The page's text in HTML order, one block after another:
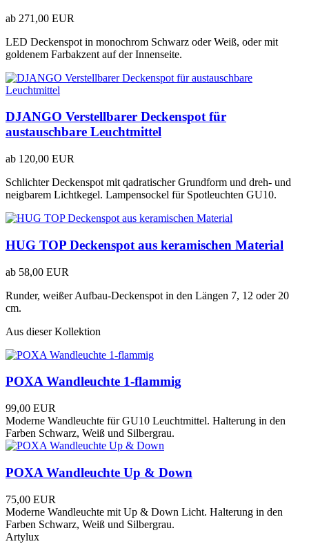
ab 271,00 EUR
LED Deckenspot in monochrom Schwarz oder Weiß, oder mit
goldenem Farbakzent auf der Innenseite.
DJANGO Verstellbarer Deckenspot für
austauschbare Leuchtmittel
ab 120,00 EUR
Schlichter Deckenspot mit qadratischer Grundform und dreh- und
neigbarem Lichtkegel. Lampensockel für Spotleuchten GU10.
HUG TOP Deckenspot aus keramischen Material
ab 58,00 EUR
Runder, weißer Aufbau-Deckenspot in den Längen 7, 12 oder 20
cm.
Aus dieser Kollektion
POXA Wandleuchte 1-flammig
99,00 EUR
Moderne Wandleuchte für GU10 Leuchtmittel. Halterung in den
Farben Schwarz, Weiß und Silbergrau.
POXA Wandleuchte Up & Down
75,00 EUR
Moderne Wandleuchte mit Up & Down Licht. Halterung in den
Farben Schwarz, Weiß und Silbergrau.
Artylux